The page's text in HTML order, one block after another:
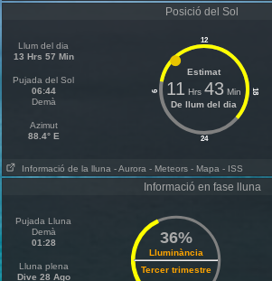
Posició del Sol
Llum del dia
13 Hrs 57 Min
Pujada del Sol
06:44
Demà
Azimut
88.4° E
12
24
6 18
Estimat
11 Hrs43 Min
De llum del dia
Informació de la lluna - Aurora - Meteors - Mapa - ISS
Informació en fase lluna
Pujada Lluna
Demà
01:28
Lluna plena
Dive 28 Ago
36%
Lluminància
Tercer trimestre